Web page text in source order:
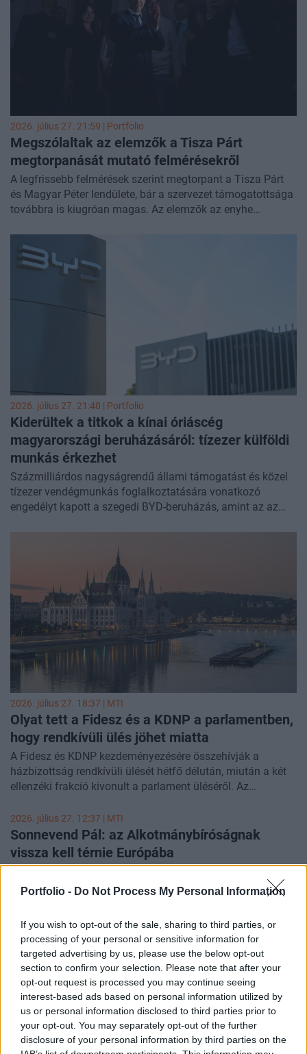
Portfolio - Do Not Process My Personal Information
If you wish to opt-out of the sale, sharing to third parties, or
processing of your personal or sensitive information for
targeted advertising by us, please use the below opt-out
section to confirm your selection. Please note that after your
opt-out request is processed you may continue seeing
interest-based ads based on personal information utilized by
us or personal information disclosed to third parties prior to
your opt-out. You may separately opt-out of the further
disclosure of your personal information by third parties on the
2026. július 27. 21:59 | Portfolio
Megszólaltak az elemzők a Tisza Párt
megtorpanását mutató felmérésekről
A legfrissebb felmérések szerint megtorpant a Tisza Párt
és Magyar Péter lendülete, bár a szervezet támogatottsága
továbbra is kiugróan magas. Az elemzők az enyhe
elhamarkodott lépéseknek és az elmaradt társadalmi
egyeztetésnek tudják be, miközben a kormánypárt
népszerűsége egy korábbi zuhanás után most
stabilizálódni látszik - tudósított a
2026. július 27. 21:40 | Portfolio
Kiderültek a titkok a kínai óriáscég
magyarországi beruházásáról: tízezer külföldi
munkás érkezhet
Százmilliárdos nagyságrendű állami támogatást és közel
tízezer vendégmunkás foglalkoztatására vonatkozó
engedélyt kapott a szegedi BYD-beruházás, amint az az
parlamenti államtitkára a
. Stumpf Péter szegedi képviselő
szerint a kínai óriásvállalathoz igazoló Szijjártó Péter és a
Fidesz a háttértárgyalások során figyelmen kívül hagyta a
lakosság elvárásait, a Tisza-kormány pedig a jövőben
kizárólag a magyar érdekek mentén egyeztetnének a
külföldi partnerekkel.
2026. július 27. 18:37 | MTI
Olyat tett a Fidesz és a KDNP a parlamentben,
hogy rendkívüli ülés jöhet miatta
A Fidesz és KDNP kezdeményezésére összehívják a
házbizottság rendkívüli ülését hétfő délután, miután a két
ellenzéki frakció kivonult a parlament üléséről. Az
hiányzásokról, a személyes érintettség által biztosított
felszólalásokról és az esetleges szankciókról is beszélt.
2026. július 27. 12:37 | MTI
Sonnevend Pál: az Alkotmánybíróságnak
vissza kell térnie Európába
választását támogatta az illetékes parlamenti bizottság.